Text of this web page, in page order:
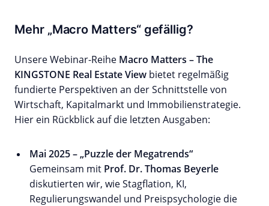
Mehr „Macro Matters“ gefällig?
Unsere Webinar-Reihe Macro Matters – The
KINGSTONE Real Estate View bietet regelmäßig
fundierte Perspektiven an der Schnittstelle von
Wirtschaft, Kapitalmarkt und Immobilienstrategie.
Hier ein Rückblick auf die letzten Ausgaben:
Mai 2025 – „Puzzle der Megatrends“
Gemeinsam mit Prof. Dr. Thomas Beyerle
diskutierten wir, wie Stagflation, KI,
Regulierungswandel und Preispsychologie die